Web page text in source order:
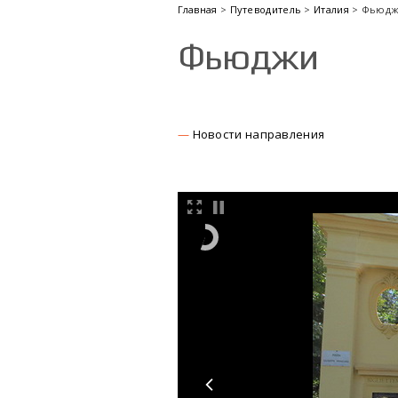
Главная > Путеводитель > Италия >
Фьюджи
Новости направления